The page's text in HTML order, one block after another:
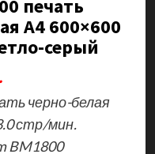
печать
A4 600×600
серый
черно-белая
стр/мин.
BM1800